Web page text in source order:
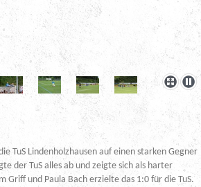
TuS Lindenholzhausen auf einen starken Gegner
der TuS alles ab und zeigte sich als harter
Griff und Paula Bach erzielte das 1:0 für die TuS.